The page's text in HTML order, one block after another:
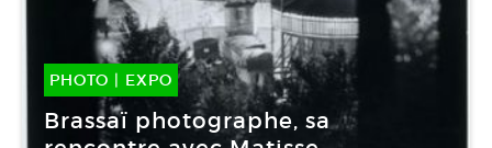
PHOTO EXPO
25 Fév -03 Juin 2012
Brassaï photographe, sa